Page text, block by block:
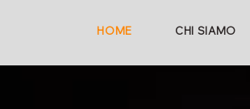
HOME CHI SIAMO